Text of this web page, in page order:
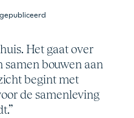
Het gaat over
samen bouwen aan
begint met
de samenleving